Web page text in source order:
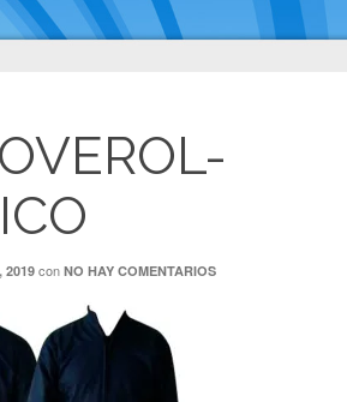
2019 con NO HAY COMENTARIOS